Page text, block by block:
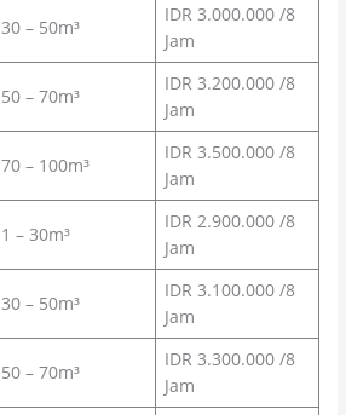
30 – 50m³
IDR 3.000.000 /8
Jam
50 – 70m³
IDR 3.200.000 /8
Jam
70 – 100m³
IDR 3.500.000 /8
Jam
1 – 30m³
IDR 2.900.000 /8
Jam
30 – 50m³
IDR 3.100.000 /8
Jam
50 – 70m³
IDR 3.300.000 /8
Jam